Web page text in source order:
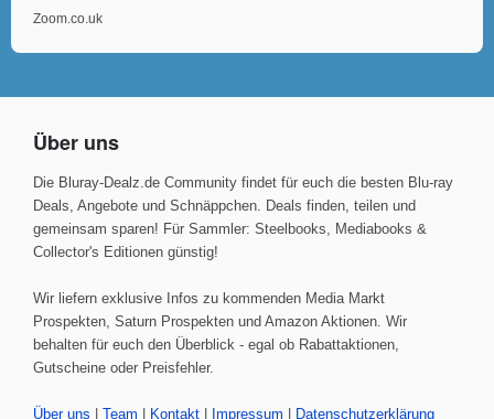
Zoom.co.uk
Über uns
Die Bluray-Dealz.de Community findet für euch die besten Blu-ray
Deals, Angebote und Schnäppchen. Deals finden, teilen und
gemeinsam sparen! Für Sammler: Steelbooks, Mediabooks &
Collector's Editionen günstig!
Wir liefern exklusive Infos zu kommenden Media Markt
Prospekten, Saturn Prospekten und Amazon Aktionen. Wir
behalten für euch den Überblick - egal ob Rabattaktionen,
Gutscheine oder Preisfehler.
Über uns Team Kontakt Impressum Datenschutzerklärung